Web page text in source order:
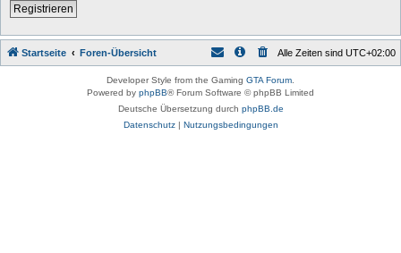
Registrieren
Startseite Foren-Übersicht Alle Zeiten sind UTC+02:00
Developer Style from the Gaming GTA Forum
Powered by phpBB® Forum Software © phpBB Limited
Deutsche Übersetzung durch phpBB.de
Datenschutz| Nutzungsbedingungen